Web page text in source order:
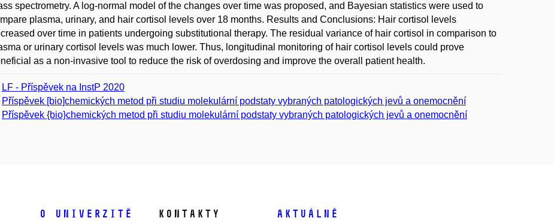
spectrometry. A log-normal model of the changes over time was proposed, and Bayesian statistics were used to
plasma, urinary, and hair cortisol levels over 18 months. Results and Conclusions: Hair cortisol levels
over time in patients undergoing substitutional therapy. The residual variance of hair cortisol in comparison to
or urinary cortisol levels was much lower. Thus, longitudinal monitoring of hair cortisol levels could prove
as a non-invasive tool to reduce the risk of overdosing and improve the overall patient health.
LF - Příspěvek na InstP 2020
Příspěvek [bio]chemických metod při studiu molekulární podstaty vybraných patologických jevů a onemocnění
Příspěvek {bio}chemických metod při studiu molekulární podstaty vybraných patologických jevů a onemocnění
O univerzitě Kontakty Aktuálně